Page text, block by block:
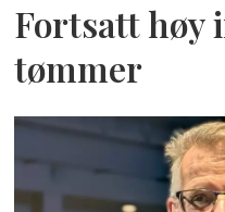
Fortsatt høy
tømmer